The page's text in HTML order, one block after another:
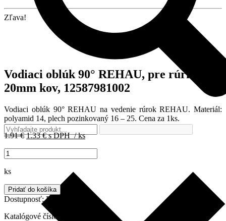
Zľava!
Vodiaci oblúk 90° REHAU, pre rúrku
20mm kov, 12587981002
Vodiaci oblúk 90° REHAU na vedenie rúrok REHAU. Materiál:
polyamid 14, plech pozinkovaný 16 – 25. Cena za 1ks.
1.91€Pôvodná
1.33€Aktuálna
s DPH/ ks
množstvo
Vodiaci
oblúk
REHAU,
pre
20mm
ks
Pridať do košíka
Dostupnosť:Do 3 dní
Katalógové číslo: